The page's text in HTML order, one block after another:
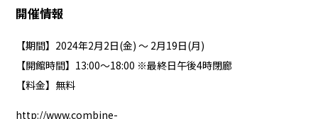
開催情報
【期間】2024年2月2日(金) 〜 2月19日(月)
【開館時間】13:00～18:00 ※最終日午後4時閉廊
【料金】無料
http://www.combine-